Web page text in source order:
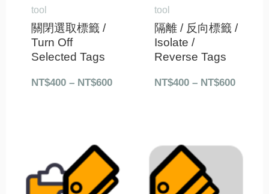
tool
關閉選取標籤 /
Turn Off
Selected Tags
NT$400 – NT$600
tool
隔離 / 反向標籤 /
Isolate /
Reverse Tags
NT$400 – NT$600
範
圍：
格